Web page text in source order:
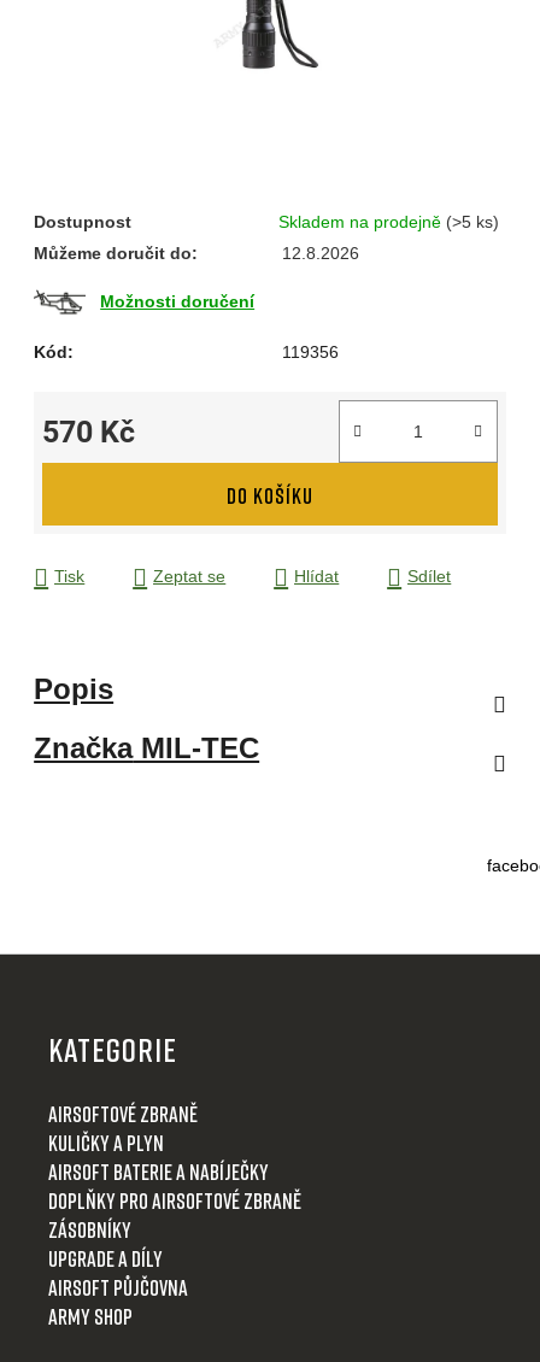
Dostupnost Skladem na prodejně (>5 ks)
Můžeme doručit do:
12.8.2026
Možnosti doručení
Kód: 119356
570 Kč
Měrná cena:
DO KOŠÍKU
Tisk Zeptat se Hlídat Sdílet
Popis
ZnačkaMIL-TEC
KATEGORIE
Airsoftové zbraně
Kuličky a plyn
Airsoft baterie a nabíječky
Doplňky pro airsoftové zbraně
Zásobníky
Upgrade a díly
Airsoft půjčovna
Army shop